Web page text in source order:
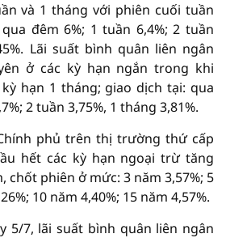
và 1 tháng với phiên cuối tuần
đêm 6%; 1 tuần 6,4%; 2 tuần
Lãi suất bình quân liên ngân
ở các kỳ hạn ngắn trong khi
hạn 1 tháng; giao dịch tại: qua
2 tuần 3,75%, 1 tháng 3,81%.
phủ trên thị trường thứ cấp
hết các kỳ hạn ngoại trừ tăng
chốt phiên ở mức: 3 năm 3,57%; 5
10 năm 4,40%; 15 năm 4,57%.
5/7, lãi suất bình quân liên ngân